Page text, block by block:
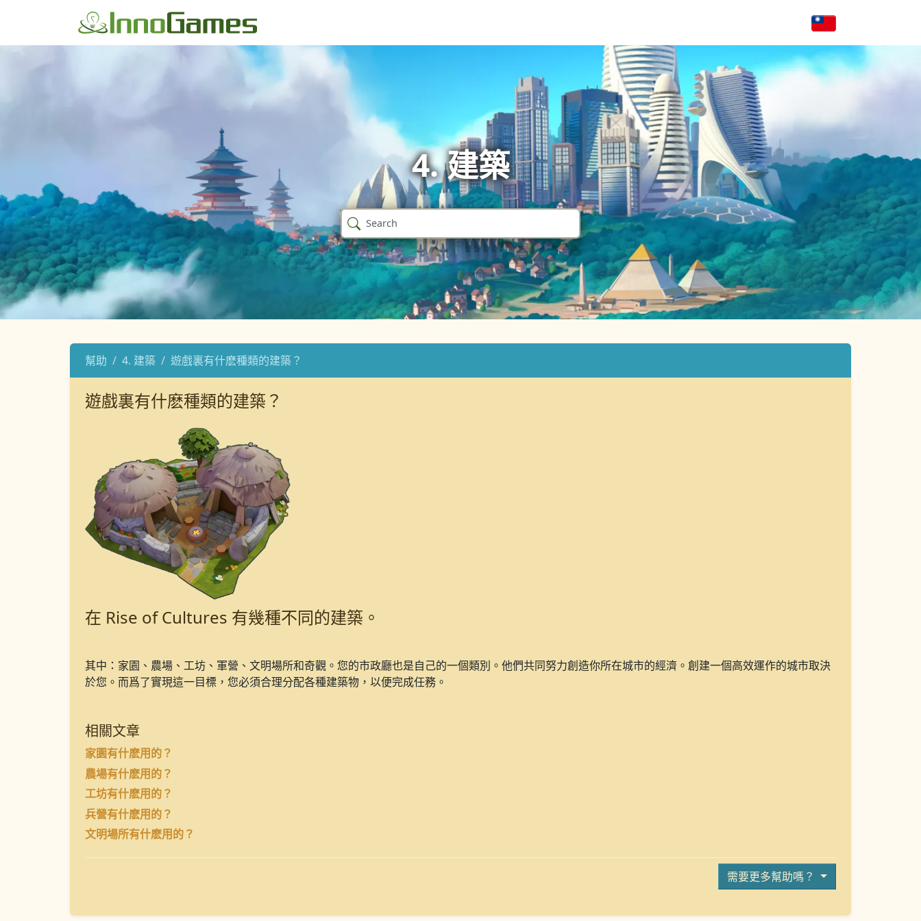
4. 建築
幫助 4. 建築 遊戲裏有什麽種類的建築？
遊戲裏有什麽種類的建築？
在 Rise of Cultures 有幾種不同的建築。
其中：家園、農場、工坊、軍營、文明場所和奇觀。您的市政廳也是自己的一個類別。他們共同努力創造你所在城市的經濟。創建一個高效運作的城市取決
於您。而爲了實現這一目標，您必須合理分配各種建築物，以便完成任務。
相關文章
家園有什麽用的？
農場有什麽用的？
工坊有什麽用的？
兵營有什麽用的？
文明場所有什麽用的？
需要更多幫助嗎？